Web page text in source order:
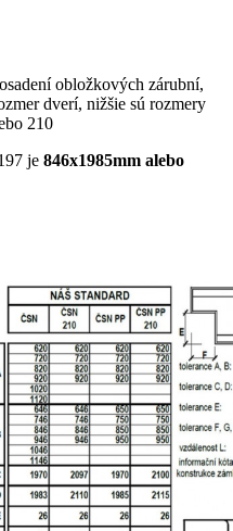
obložkových zárubní,
dverí, nižšie sú rozmery
210
je 846x1985mm alebo